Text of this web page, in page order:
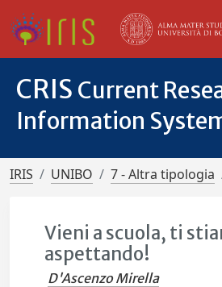
CRIS Current
Information
IRIS UNIBO 7 - Altra tipologia
Vieni a scuola, ti
aspettando!
D'Ascenzo Mirella